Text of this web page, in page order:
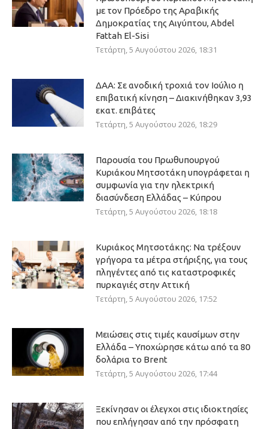
με τον Πρόεδρο της Αραβικής
Δημοκρατίας της Αιγύπτου, Abdel
Fattah El-Sisi
Τετάρτη, 5 Αυγούστου 2026, 18:31
ΔΑΑ: Σε ανοδική τροχιά τον Ιούλιο η
επιβατική κίνηση – Διακινήθηκαν 3,93
εκατ. επιβάτες
Τετάρτη, 5 Αυγούστου 2026, 18:29
Παρουσία του Πρωθυπουργού
Κυριάκου Μητσοτάκη υπογράφεται η
συμφωνία για την ηλεκτρική
διασύνδεση Ελλάδας – Κύπρου
Τετάρτη, 5 Αυγούστου 2026, 18:18
Κυριάκος Μητσοτάκης: Να τρέξουν
γρήγορα τα μέτρα στήριξης, για τους
πληγέντες από τις καταστροφικές
πυρκαγιές στην Αττική
Τετάρτη, 5 Αυγούστου 2026, 17:52
Μειώσεις στις τιμές καυσίμων στην
Ελλάδα – Υποχώρησε κάτω από τα 80
δολάρια το Brent
Τετάρτη, 5 Αυγούστου 2026, 17:44
Ξεκίνησαν οι έλεγχοι στις ιδιοκτησίες
που επλήγησαν από την πρόσφατη